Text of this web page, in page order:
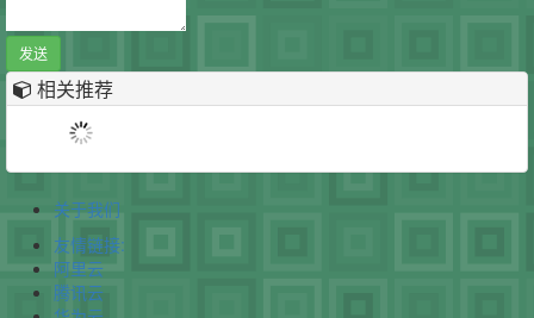
发送
相关推荐
关于我们
友情链接:
阿里云
腾讯云